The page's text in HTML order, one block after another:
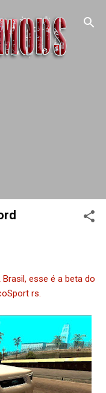
esse é a beta do
rs.